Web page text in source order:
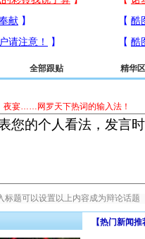
全部跟贴 精华区
夜宴……网罗天下热词的输入法！
【热门新闻